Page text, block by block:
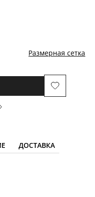
Размерная сетка
ДОСТАВКА